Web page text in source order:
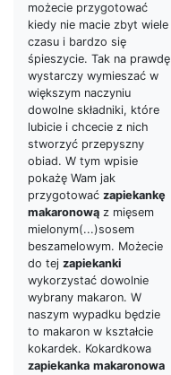
możecie przygotować
kiedy nie macie zbyt wiele
czasu i bardzo się
śpieszycie. Tak na prawdę
wystarczy wymieszać w
większym naczyniu
dowolne składniki, które
lubicie i chcecie z nich
stworzyć przepyszny
obiad. W tym wpisie
pokażę Wam jak
przygotować zapiekankę
makaronową z mięsem
mielonym(...)sosem
beszamelowym. Możecie
do tej zapiekanki
wykorzystać dowolnie
wybrany makaron. W
naszym wypadku będzie
to makaron w kształcie
kokardek. Kokardkowa
zapiekanka makaronowa